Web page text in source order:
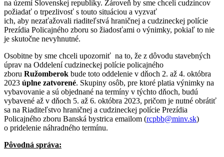
na území Slovenskej republiky. Zároveň by sme chceli cudzincov
požiadať o trpezlivosť s touto situáciou a vyzvať
ich, aby nezaťažovali riaditeľstvá hraničnej a cudzineckej polície
Prezídia Policajného zboru so žiadosťami o výnimky, pokiaľ to nie
je skutočne nevyhnutné.
Osobitne by sme chceli upozorniť na to, že z dôvodu stavebných
úprav na Oddelení cudzineckej polície policajného
zboru Ružomberok bude toto oddelenie v dňoch 2. až 4. októbra
2023 úplne zatvorené. Skupiny osôb, pre ktoré platia výnimky na
vybavovanie a sú objednané na termíny v týchto dňoch, budú
vybavené až v dňoch 5. až 6. októbra 2023, pričom je nutné obrátiť
sa na Riaditeľstvo hraničnej a cudzineckej polície Prezídia
Policajného zboru Banská bystrica emailom (rcpbb@minv.sk)
o pridelenie náhradného termínu.
Pôvodná správa: